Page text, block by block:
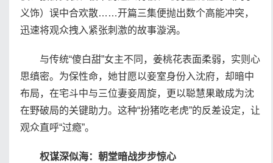
义饰）误中合欢散……开篇三集便抛出数个高能冲突，
迅速将观众拽入紧张刺激的故事漩涡。
与传统“傻白甜”女主不同，姜桃花表面柔弱，实则心
思缜密。为保性命，她甘愿以妾室身份入沈府，却暗中
布局，在宅斗中与三位妻妾周旋，更以聪慧果敢成为沈
在野破局的关键助力。这种“扮猪吃老虎”的反差设定，让
观众直呼“过瘾”。
权谋深似海：朝堂暗战步步惊心